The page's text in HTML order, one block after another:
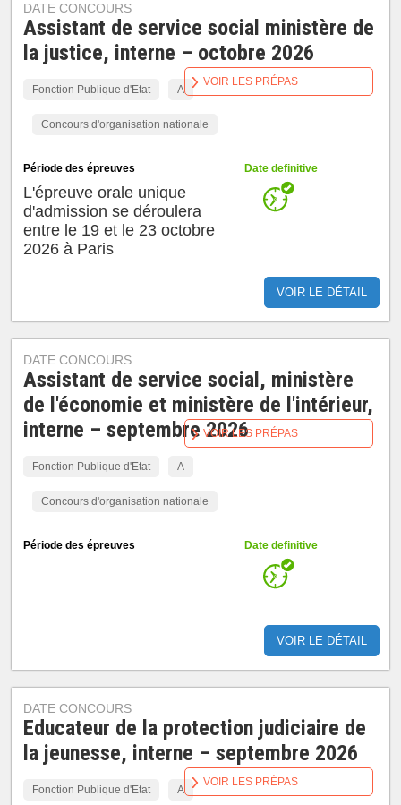
DATE CONCOURS
Assistant de service social ministère de
la justice, interne – octobre 2026
Fonction Publique d'Etat A
Concours d'organisation nationale
Période des épreuves
L'épreuve orale unique
d'admission se déroulera
entre le 19 et le 23 octobre
2026 à Paris
Date definitive
VOIR LE DÉTAIL
VOIR LES PRÉPAS
DATE CONCOURS
Assistant de service social, ministère
de l'économie et ministère de l'intérieur,
interne – septembre 2026
Fonction Publique d'Etat A
Concours d'organisation nationale
Période des épreuves Date definitive
VOIR LE DÉTAIL
VOIR LES PRÉPAS
DATE CONCOURS
Educateur de la protection judiciaire de
la jeunesse, interne – septembre 2026
Fonction Publique d'Etat A
VOIR LES PRÉPAS